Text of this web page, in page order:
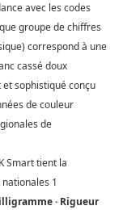
avec les codes
groupe de chiffres
correspond à une
cassé doux
sophistiqué conçu
de couleur
de
· Rigueur